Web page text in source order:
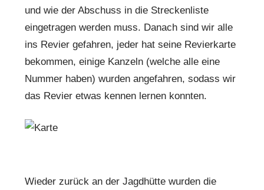
und wie der Abschuss in die Streckenliste
eingetragen werden muss. Danach sind wir alle
ins Revier gefahren, jeder hat seine Revierkarte
bekommen, einige Kanzeln (welche alle eine
Nummer haben) wurden angefahren, sodass wir
das Revier etwas kennen lernen konnten.
Wieder zurück an der Jagdhütte wurden die